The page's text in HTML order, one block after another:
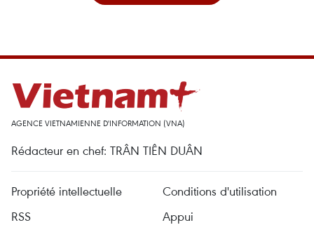
AGENCE VIETNAMIENNE D'INFORMATION (VNA)
Rédacteur en chef: TRÂN TIÊN DUÂN
Propriété intellectuelle
Conditions d'utilisation
RSS
Appui